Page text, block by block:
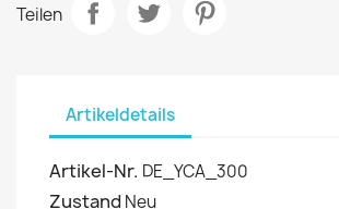
Teilen
Artikeldetails
Artikel-Nr. DE_YCA_300
Zustand Neu